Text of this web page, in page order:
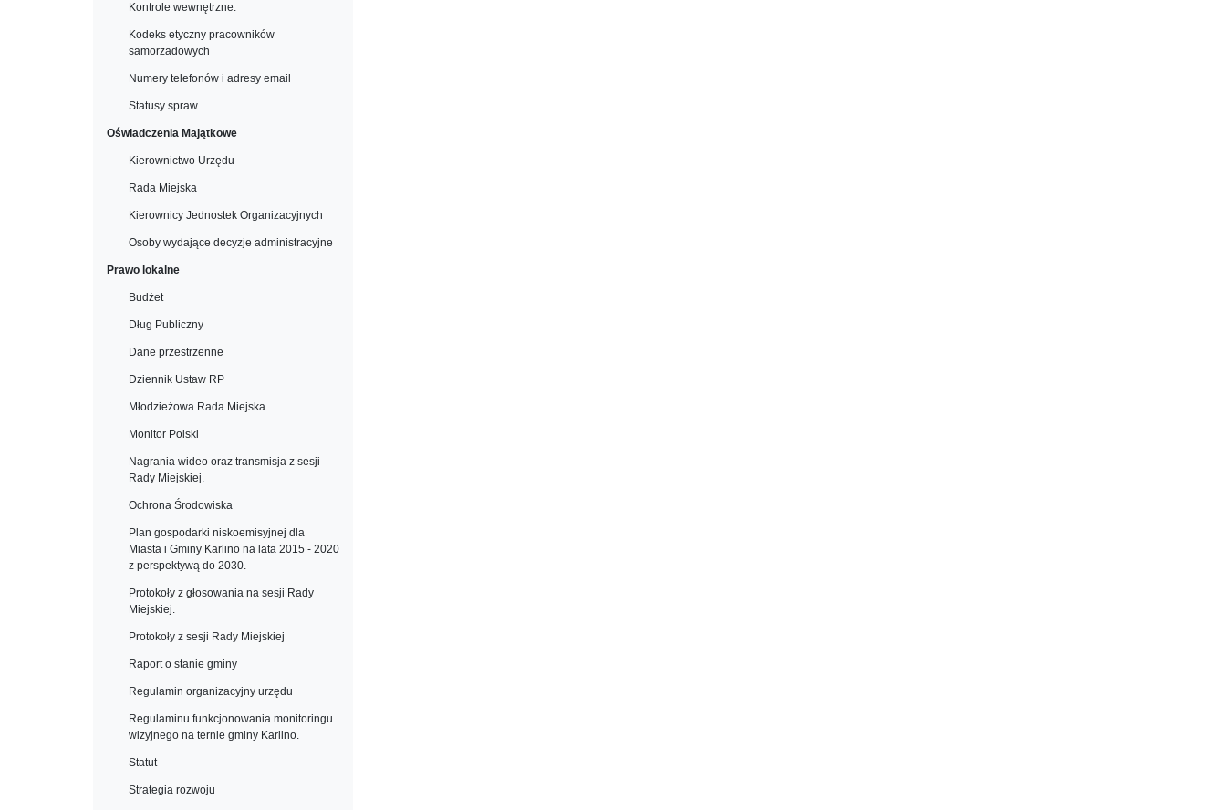
Kontrole wewnętrzne.
Kodeks etyczny pracowników
samorzadowych
Numery telefonów i adresy email
Statusy spraw
Oświadczenia Majątkowe
Kierownictwo Urzędu
Rada Miejska
Kierownicy Jednostek Organizacyjnych
Osoby wydające decyzje administracyjne
Prawo lokalne
Budżet
Dług Publiczny
Dane przestrzenne
Dziennik Ustaw RP
Młodzieżowa Rada Miejska
Monitor Polski
Nagrania wideo oraz transmisja z sesji
Rady Miejskiej.
Ochrona Środowiska
Plan gospodarki niskoemisyjnej dla
Miasta i Gminy Karlino na lata 2015 - 2020
z perspektywą do 2030.
Protokoły z głosowania na sesji Rady
Miejskiej.
Protokoły z sesji Rady Miejskiej
Raport o stanie gminy
Regulamin organizacyjny urzędu
Regulaminu funkcjonowania monitoringu
wizyjnego na ternie gminy Karlino.
Statut
Strategia rozwoju